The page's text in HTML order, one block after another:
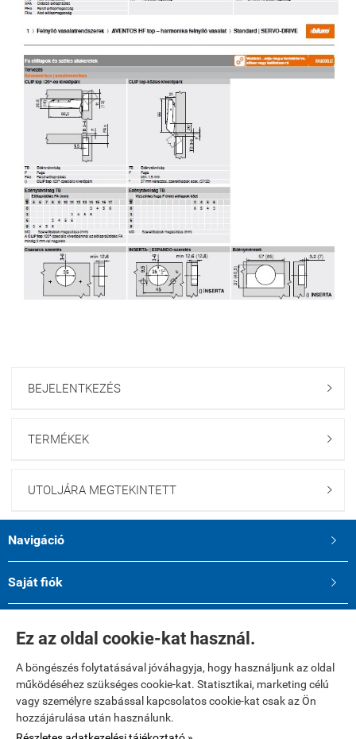
Ez az oldal cookie-kat használ.
A böngészés folytatásával jóváhagyja, hogy használjunk az oldal
működéséhez szükséges cookie-kat. Statisztikai, marketing célú
vagy személyre szabással kapcsolatos cookie-kat csak az Ön
hozzájárulása után használunk.
BEJELENTKEZÉS 
TERMÉKEK 
UTOLJÁRA MEGTEKINTETT 
Navigáció 
Saját fiók 
A kényelmes és biztonságos online fizetést a Barion Payment Zrt.
biztosítja, MNB engedély száma: H-EN-I-1064/2013
Bankkártya adatai áruházunkhoz nem jutnak el.